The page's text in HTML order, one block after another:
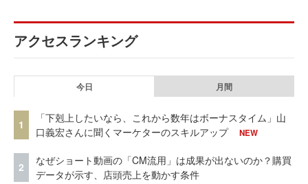
アクセスランキング
今日 月間
1
「下剋上したいなら、これから数年はボーナスタイム」山
口義宏さんに聞くマーケターのスキルアップ
NEW
2
なぜショート動画の「CM流用」は成果が出ないのか？購買
データが示す、店頭売上を動かす条件